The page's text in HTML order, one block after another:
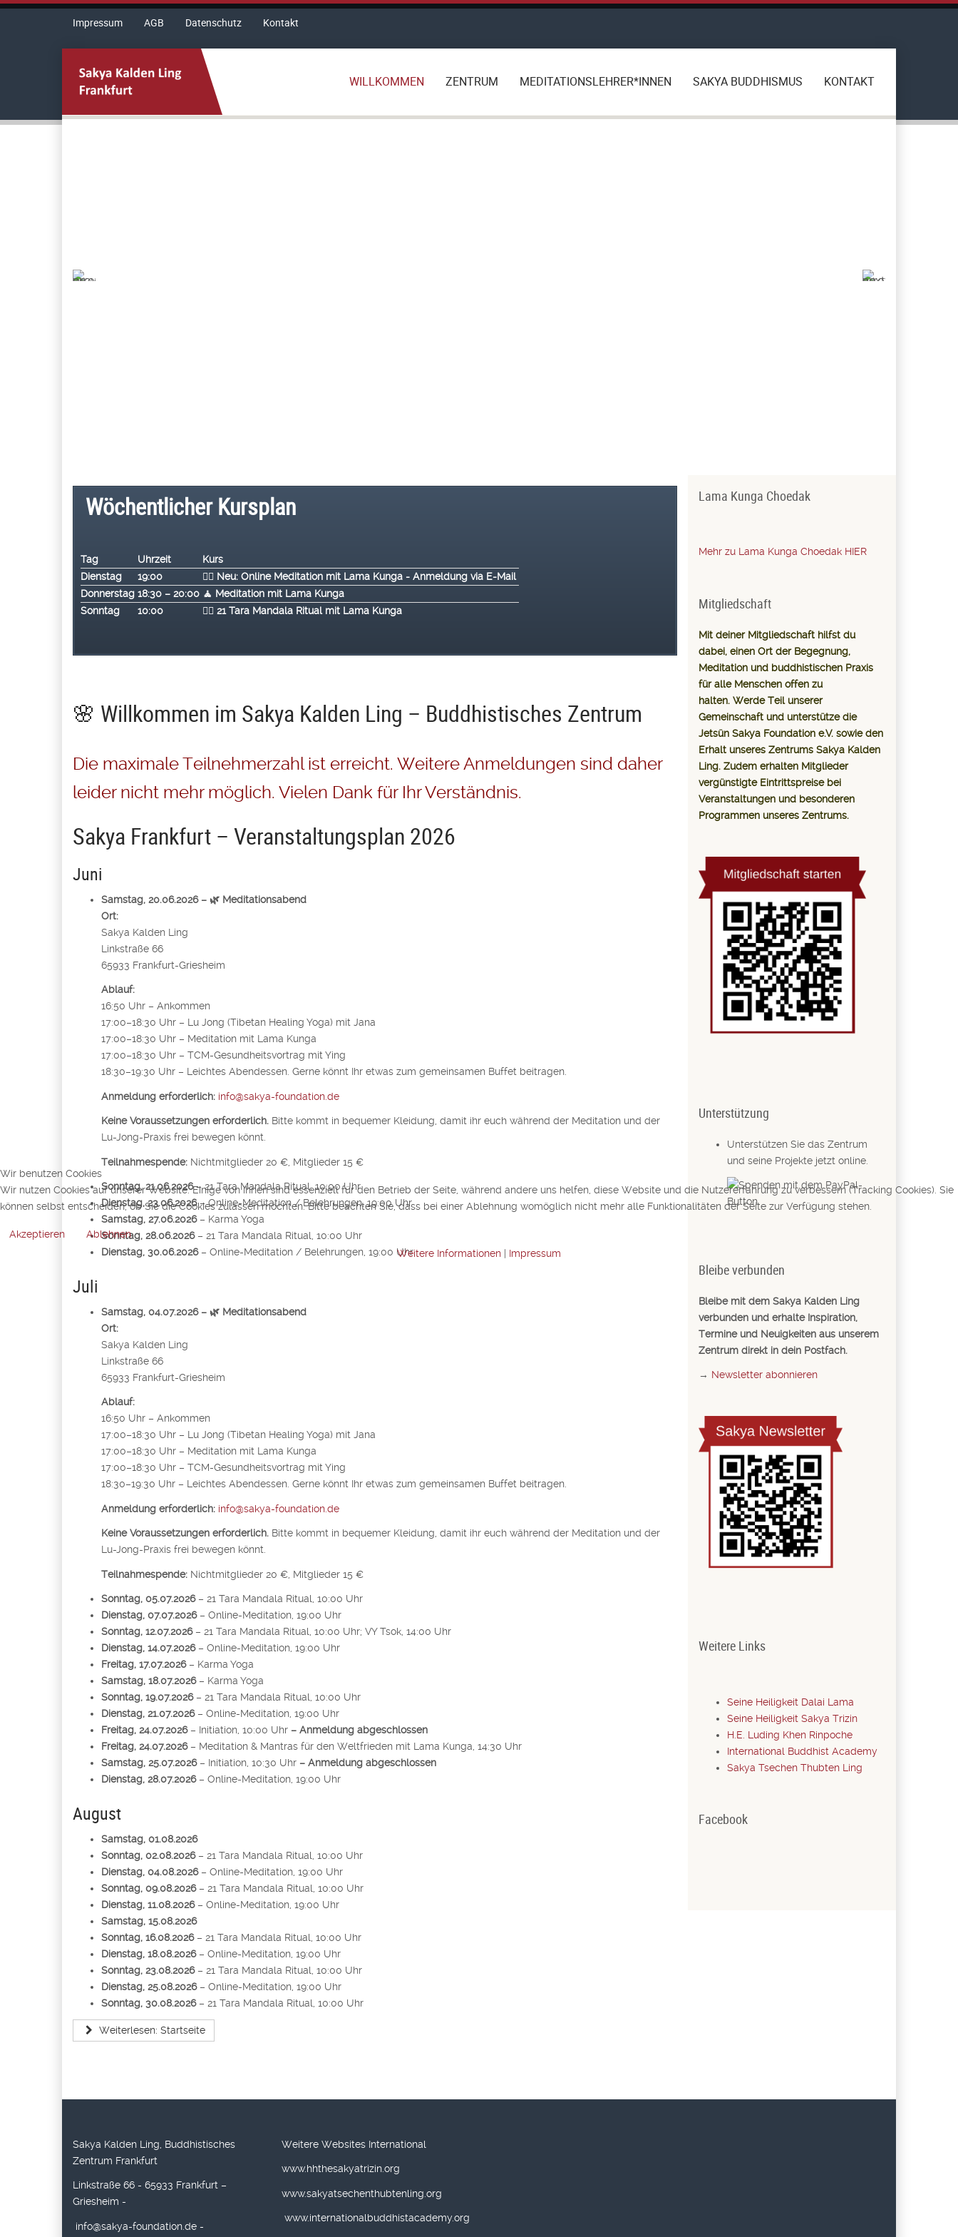
Impressum AGB Datenschutz Kontakt
WILLKOMMEN ZENTRUM MEDITATIONSLEHRER*INNEN SAKYA BUDDHISMUS KONTAKT
Wöchentlicher Kursplan
Tag Uhrzeit
Kurs
Dienstag
19:00
🧘‍♂️ Neu: Online Meditation mit Lama Kunga - Anmeldung via E-Mail
Donnerstag 18:30 – 20:00 🧘 Meditation mit Lama Kunga
Sonntag
10:00 🧘‍♂️ 21 Tara Mandala Ritual mit Lama Kunga
🌸 Willkommen im Sakya Kalden Ling – Buddhistisches Zentrum
Die maximale Teilnehmerzahl ist erreicht. Weitere Anmeldungen sind daher
leider nicht mehr möglich. Vielen Dank für Ihr Verständnis.
Sakya Frankfurt – Veranstaltungsplan 2026
Juni
Samstag, 20.06.2026 – 🌿 Meditationsabend
Ort:
Sakya Kalden Ling
Linkstraße 66
65933 Frankfurt-Griesheim
Ablauf:
16:50 Uhr – Ankommen
17:00–18:30 Uhr – Lu Jong (Tibetan Healing Yoga) mit Jana
17:00–18:30 Uhr – Meditation mit Lama Kunga
17:00–18:30 Uhr – TCM-Gesundheitsvortrag mit Ying
18:30–19:30 Uhr – Leichtes Abendessen. Gerne könnt Ihr etwas zum gemeinsamen Buffet beitragen.
Anmeldung erforderlich: info@sakya-foundation.de
Keine Voraussetzungen erforderlich. Bitte kommt in bequemer Kleidung, damit ihr euch während der Meditation und der
Lu-Jong-Praxis frei bewegen könnt.
Teilnahmespende: Nichtmitglieder 20 €, Mitglieder 15 €
Sonntag, 21.06.2026– 21 Tara Mandala Ritual, 10:00 Uhr
Dienstag, 23.06.2026– Online-Meditation / Belehrungen, 19:00 Uhr
Samstag, 27.06.2026– Karma Yoga
Sonntag, 28.06.2026– 21 Tara Mandala Ritual, 10:00 Uhr
Dienstag, 30.06.2026– Online-Meditation / Belehrungen, 19:00 Uhr
Juli
Samstag, 04.07.2026 – 🌿 Meditationsabend
Ort:
Sakya Kalden Ling
Linkstraße 66
65933 Frankfurt-Griesheim
Ablauf:
16:50 Uhr – Ankommen
17:00–18:30 Uhr – Lu Jong (Tibetan Healing Yoga) mit Jana
17:00–18:30 Uhr – Meditation mit Lama Kunga
17:00–18:30 Uhr – TCM-Gesundheitsvortrag mit Ying
18:30–19:30 Uhr – Leichtes Abendessen. Gerne könnt Ihr etwas zum gemeinsamen Buffet beitragen.
Anmeldung erforderlich: info@sakya-foundation.de
Keine Voraussetzungen erforderlich. Bitte kommt in bequemer Kleidung, damit ihr euch während der Meditation und der
Lu-Jong-Praxis frei bewegen könnt.
Teilnahmespende: Nichtmitglieder 20 €, Mitglieder 15 €
Sonntag, 05.07.2026– 21 Tara Mandala Ritual, 10:00 Uhr
Dienstag, 07.07.2026– Online-Meditation, 19:00 Uhr
Sonntag, 12.07.2026– 21 Tara Mandala Ritual, 10:00 Uhr; VY Tsok, 14:00 Uhr
Dienstag, 14.07.2026– Online-Meditation, 19:00 Uhr
Freitag, 17.07.2026– Karma Yoga
Samstag, 18.07.2026– Karma Yoga
Sonntag, 19.07.2026– 21 Tara Mandala Ritual, 10:00 Uhr
Dienstag, 21.07.2026– Online-Meditation, 19:00 Uhr
Freitag, 24.07.2026– Initiation, 10:00 Uhr – Anmeldung abgeschlossen
Freitag, 24.07.2026– Meditation & Mantras für den Weltfrieden mit Lama Kunga, 14:30 Uhr
Samstag, 25.07.2026– Initiation, 10:30 Uhr – Anmeldung abgeschlossen
Dienstag, 28.07.2026– Online-Meditation, 19:00 Uhr
August
Samstag, 01.08.2026
Sonntag, 02.08.2026– 21 Tara Mandala Ritual, 10:00 Uhr
Dienstag, 04.08.2026– Online-Meditation, 19:00 Uhr
Sonntag, 09.08.2026– 21 Tara Mandala Ritual, 10:00 Uhr
Dienstag, 11.08.2026– Online-Meditation, 19:00 Uhr
Samstag, 15.08.2026
Sonntag, 16.08.2026– 21 Tara Mandala Ritual, 10:00 Uhr
Dienstag, 18.08.2026– Online-Meditation, 19:00 Uhr
Sonntag, 23.08.2026– 21 Tara Mandala Ritual, 10:00 Uhr
Dienstag, 25.08.2026– Online-Meditation, 19:00 Uhr
Sonntag, 30.08.2026– 21 Tara Mandala Ritual, 10:00 Uhr
Weiterlesen: Startseite
Lama Kunga Choedak
Mehr zu Lama Kunga Choedak HIER
Mitgliedschaft
Mit deiner Mitgliedschaft hilfst du
dabei, einen Ort der Begegnung,
Meditation und buddhistischen Praxis
für alle Menschen offen zu
halten. Werde Teil unserer
Gemeinschaft und unterstütze die
Jetsün Sakya Foundation e.V. sowie den
Erhalt unseres Zentrums Sakya Kalden
Ling. Zudem erhalten Mitglieder
vergünstigte Eintrittspreise bei
Veranstaltungen und besonderen
Programmen unseres Zentrums.
Unterstützung
Unterstützen Sie das Zentrum
und seine Projekte jetzt online.
Bleibe verbunden
Bleibe mit dem Sakya Kalden Ling
verbunden und erhalte Inspiration,
Termine und Neuigkeiten aus unserem
Zentrum direkt in dein Postfach.
→ Newsletter abonnieren
Weitere Links
Seine Heiligkeit Dalai Lama
Seine Heiligkeit Sakya Trizin
H.E. Luding Khen Rinpoche
International Buddhist Academy
Sakya Tsechen Thubten Ling
Facebook
Sakya Kalden Ling, Buddhistisches
Zentrum Frankfurt
Linkstraße 66 - 65933 Frankfurt –
Griesheim -
info@sakya-foundation.de -
Weitere Websites International
www.hhthesakyatrizin.org
www.sakyatsechenthubtenling.org
www.internationalbuddhistacademy.org
Wir benutzen Cookies
Wir nutzen Cookies auf unserer Website. Einige von ihnen sind essenziell für den Betrieb der Seite, während andere uns helfen, diese Website und die Nutzererfahrung zu verbessern (Tracking Cookies). Sie
können selbst entscheiden, ob Sie die Cookies zulassen möchten. Bitte beachten Sie, dass bei einer Ablehnung womöglich nicht mehr alle Funktionalitäten der Seite zur Verfügung stehen.
Akzeptieren
Ablehnen
Weitere Informationen
Impressum